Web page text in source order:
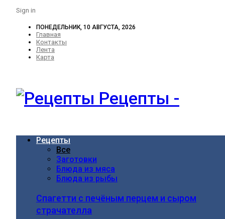
Sign in
ПОНЕДЕЛЬНИК, 10 АВГУСТА, 2026
Главная
Контакты
Лента
Карта
Рецепты -
Рецепты
Все
Заготовки
Блюда из мяса
Блюда из рыбы
Спагетти с печёным перцем и сыром
страчателла